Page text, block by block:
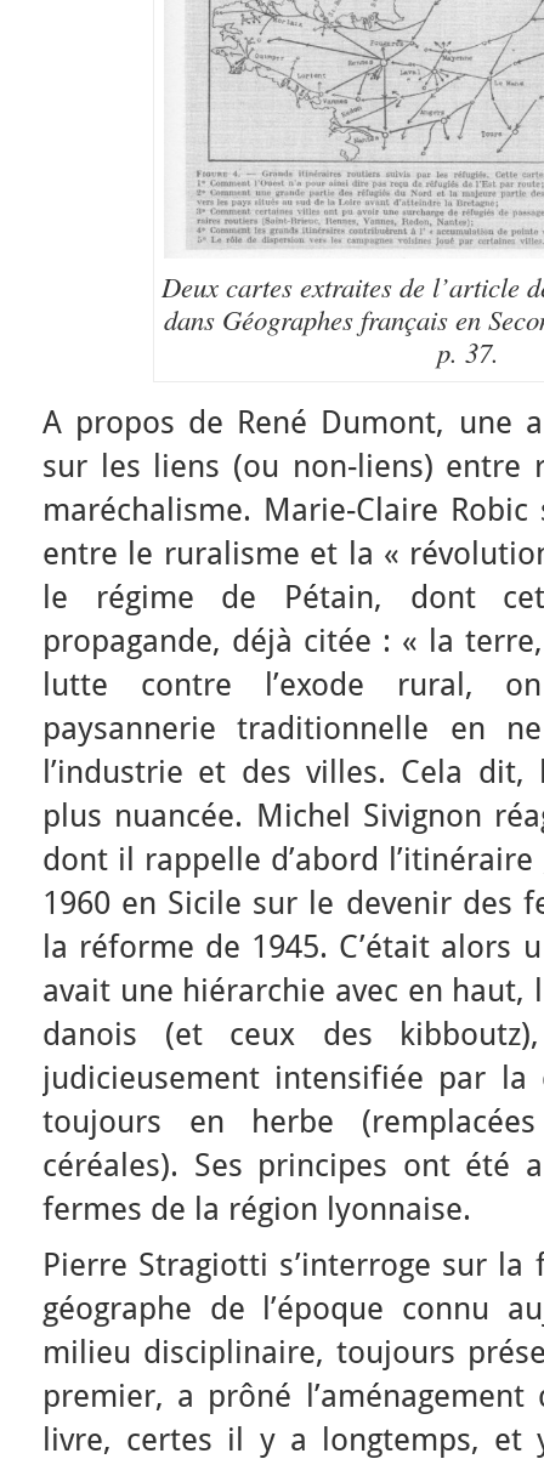
Deux cartes extraites de l’article
dans Géographes français en
p. 37.
A propos de René Dumont, une
sur les liens (ou non-liens) entre
maréchalisme. Marie-Claire
entre le ruralisme et la «
le régime de Pétain, dont
propagande, déjà citée : « la
lutte contre l’exode rural,
paysannerie traditionnelle en
l’industrie et des villes. Cela
plus nuancée. Michel Sivignon
dont il rappelle d’abord
1960 en Sicile sur le devenir des
la réforme de 1945. C’était
avait une hiérarchie avec en haut,
danois (et ceux des kibboutz),
judicieusement intensifiée par la
toujours en herbe
céréales). Ses principes ont été
fermes de la région lyonnaise.
Pierre Stragiotti s’interroge sur
géographe de l’époque connu
milieu disciplinaire, toujours
premier, a prôné
livre, certes il y a longtemps, et